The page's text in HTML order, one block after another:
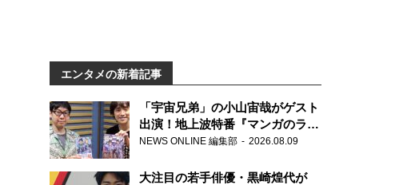
エンタメの新着記事
「宇宙兄弟」の小山宙哉がゲスト
出演！地上波特番『マンガのラジ
オ 宇宙兄弟スペシャル 』
NEWS ONLINE 編集部 2026.08.09
大注目の若手俳優・黒崎煌代が